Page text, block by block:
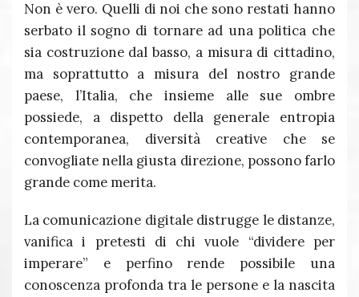
Non è vero. Quelli di noi che sono restati hanno
serbato il sogno di tornare ad una politica che
sia costruzione dal basso, a misura di cittadino,
ma soprattutto a misura del nostro grande
paese, l’Italia, che insieme alle sue ombre
possiede, a dispetto della generale entropia
contemporanea, diversità creative che se
convogliate nella giusta direzione, possono farlo
grande come merita.
La comunicazione digitale distrugge le distanze,
vanifica i pretesti di chi vuole “dividere per
imperare” e perfino rende possibile una
conoscenza profonda tra le persone e la nascita